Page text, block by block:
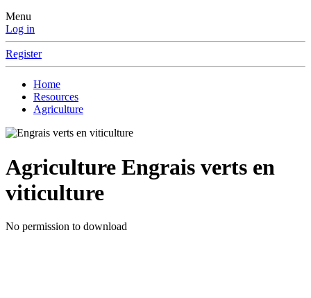
Menu
Log in
Register
Home
Resources
Agriculture
Agriculture Engrais verts en
viticulture
No permission to download